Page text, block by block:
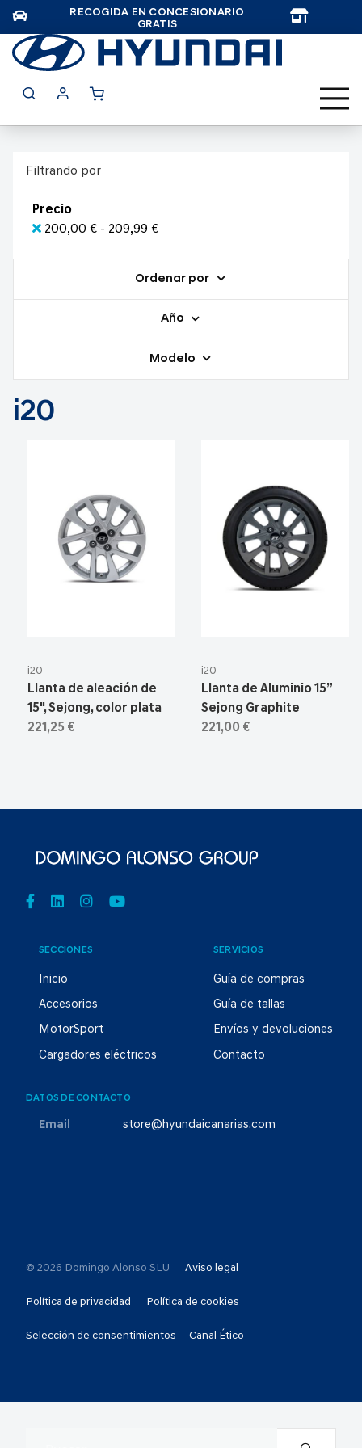
RECOGIDA EN CONCESIONARIO
GRATIS
Filtrando por
Precio
200,00 € - 209,99 €
Ordenar por
Año
Modelo
i20
i20
Llanta de aleación de
15", Sejong, color plata
221,25 €
i20
Llanta de Aluminio 15”
Sejong Graphite
221,00 €
SECCIONES
Inicio
Accesorios
MotorSport
Cargadores eléctricos
SERVICIOS
Guía de compras
Guía de tallas
Envíos y devoluciones
Contacto
DATOS DE CONTACTO
Email store@hyundaicanarias.com
© 2026 Domingo Alonso SLU Aviso legal
Política de privacidad Política de cookies
Selección de consentimientos Canal Ético